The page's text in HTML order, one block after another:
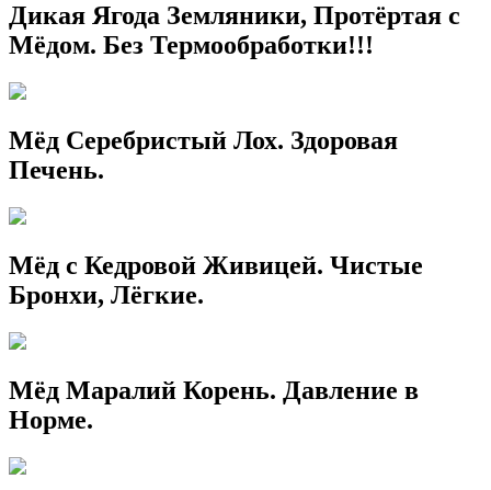
Дикая Ягода Земляники, Протёртая с
Мёдом. Без Термообработки!!!
Мёд Серебристый Лох. Здоровая
Печень.
Мёд с Кедровой Живицей. Чистые
Бронхи, Лёгкие.
Мёд Маралий Корень. Давление в
Норме.